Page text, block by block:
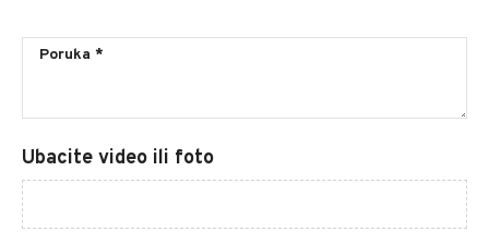
Ubacite video ili foto